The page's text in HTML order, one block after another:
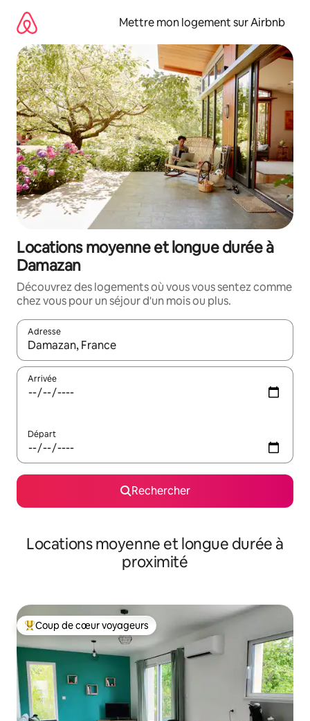
directement
contenu
Mettre mon logement sur Airbnb
Locations moyenne et longue durée à
Damazan
Découvrez des logements où vous vous sentez comme
chez vous pour un séjour d'un mois ou plus.
Adresse
Lorsque les résultats s'affichent, utilisez les flèches vers le
Arrivée
Départ
Rechercher
Locations moyenne et longue durée à
proximité
Coups de cœur voyageurs les plus appréciés
Coup de cœur voyageurs